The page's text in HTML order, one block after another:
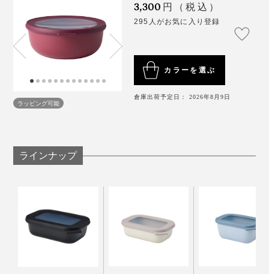
ポリプロピレン製で、BPA（プラスチック製品に使わ
作っているのは、プラスティック製品で定評のあるオラ
まりやすく、お弁当箱として使用する場合は、角型が向
いています。
どちらも使いやすさ抜群ですが、丸型or角型どちらかに
統一し、サイズと色違いで揃えると◎。
ラッピング可能
3,300 円（税込）
295人がお気に入り登録
カラーを選ぶ
倉庫出荷予定日： 2026年8月9日
ラインナップ